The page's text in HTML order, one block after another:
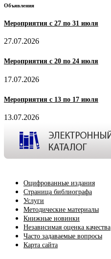
Объявления
Мероприятия с 27 по 31 июля
27.07.2026
Мероприятия с 20 по 24 июля
17.07.2026
Мероприятия с 13 по 17 июля
13.07.2026
Оцифрованные издания
Страница библиографа
Услуги
Методические материалы
Книжные новинки
Независимая оценка качества
Часто задаваемые вопросы
Карта сайта